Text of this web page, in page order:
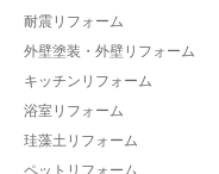
耐震リフォーム
外壁塗装・外壁リフォーム
キッチンリフォーム
浴室リフォーム
珪藻土リフォーム
ペットリフォーム